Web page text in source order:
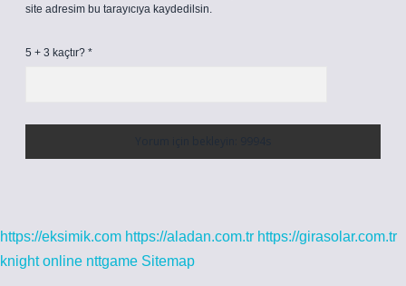
site adresim bu tarayıcıya kaydedilsin.
5 + 3 kaçtır? *
https://eksimik.com https://aladan.com.tr https://girasolar.com.tr
knight online nttgame Sitemap